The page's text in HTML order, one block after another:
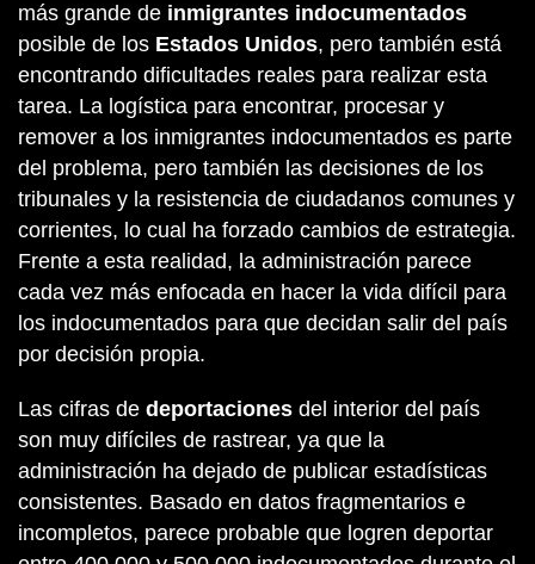
más grande de inmigrantes indocumentados
posible de los Estados Unidos, pero también está
encontrando dificultades reales para realizar esta
tarea. La logística para encontrar, procesar y
remover a los inmigrantes indocumentados es parte
del problema, pero también las decisiones de los
tribunales y la resistencia de ciudadanos comunes y
corrientes, lo cual ha forzado cambios de estrategia.
Frente a esta realidad, la administración parece
cada vez más enfocada en hacer la vida difícil para
los indocumentados para que decidan salir del país
por decisión propia.
Las cifras de deportaciones del interior del país
son muy difíciles de rastrear, ya que la
administración ha dejado de publicar estadísticas
consistentes. Basado en datos fragmentarios e
incompletos, parece probable que logren deportar